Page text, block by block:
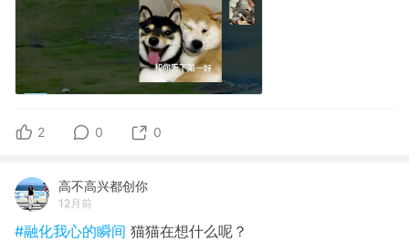
2 0 0
高不高兴都创你
12月前
#融化我心的瞬间 猫猫在想什么呢？